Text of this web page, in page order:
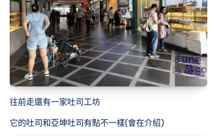
往前走還有一家吐司工坊
它的吐司和亞坤吐司有點不一樣(會在介紹)